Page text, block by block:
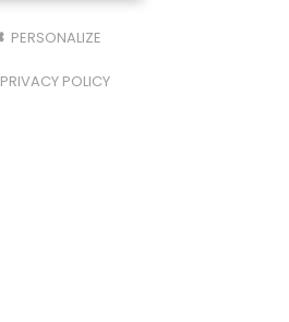
PERSONALIZE
PRIVACY POLICY